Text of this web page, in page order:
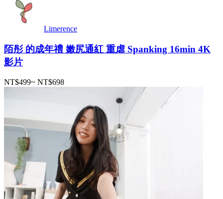
Limerence
陌彤 的成年禮 嫩尻通紅 重虐 Spanking 16min 4K
影片
NT$499~ NT$698